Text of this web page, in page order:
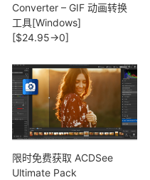
Converter – GIF 动画转换
工具[Windows]
[$24.95→0]
限时免费获取 ACDSee
Ultimate Pack